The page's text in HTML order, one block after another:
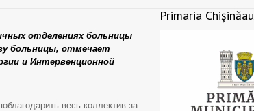
отделениях больницы
больницы, отмечает
и Интервенционной
весь коллектив за
Primaria Chișinăau